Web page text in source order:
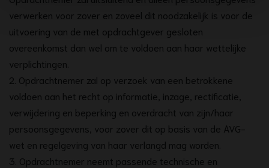
verwerken voor zover en zoveel dit noodzakelijk is voor de
uitvoering van de met opdrachtgever gesloten
overeenkomst dan wel om te voldoen aan haar wettelijke
verplichtingen.
2. Opdrachtnemer zal op verzoek van een betrokkene
voldoen aan het recht op informatie, inzage, rectificatie,
verwijdering en beperking en overdracht van zijn/haar
persoonsgegevens, voor zover dit op basis van de AVG-
wet en regelgeving van haar verlangd mag worden.
3. Opdrachtnemer neemt passende technische en